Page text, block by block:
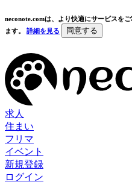
neconote.comは、より快適にサービスを
ます。 詳細を見る 同意する
求人
住まい
フリマ
イベント
新規登録
ログイン